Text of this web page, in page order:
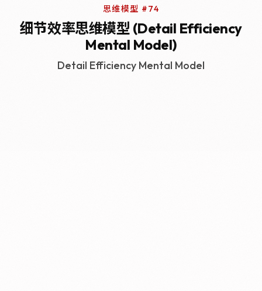
思维模型 #74
细节效率思维模型 (Detail Efficiency
Mental Model)
Detail Efficiency Mental Model